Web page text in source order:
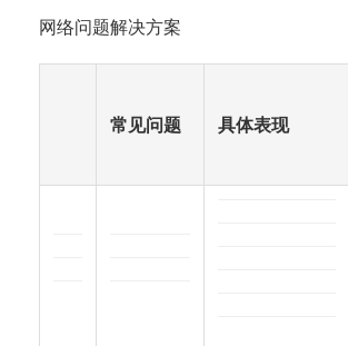
网络问题解决方案
常见问题 具体表现